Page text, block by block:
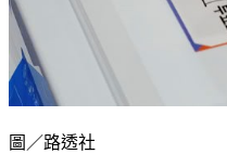
圖／路透社